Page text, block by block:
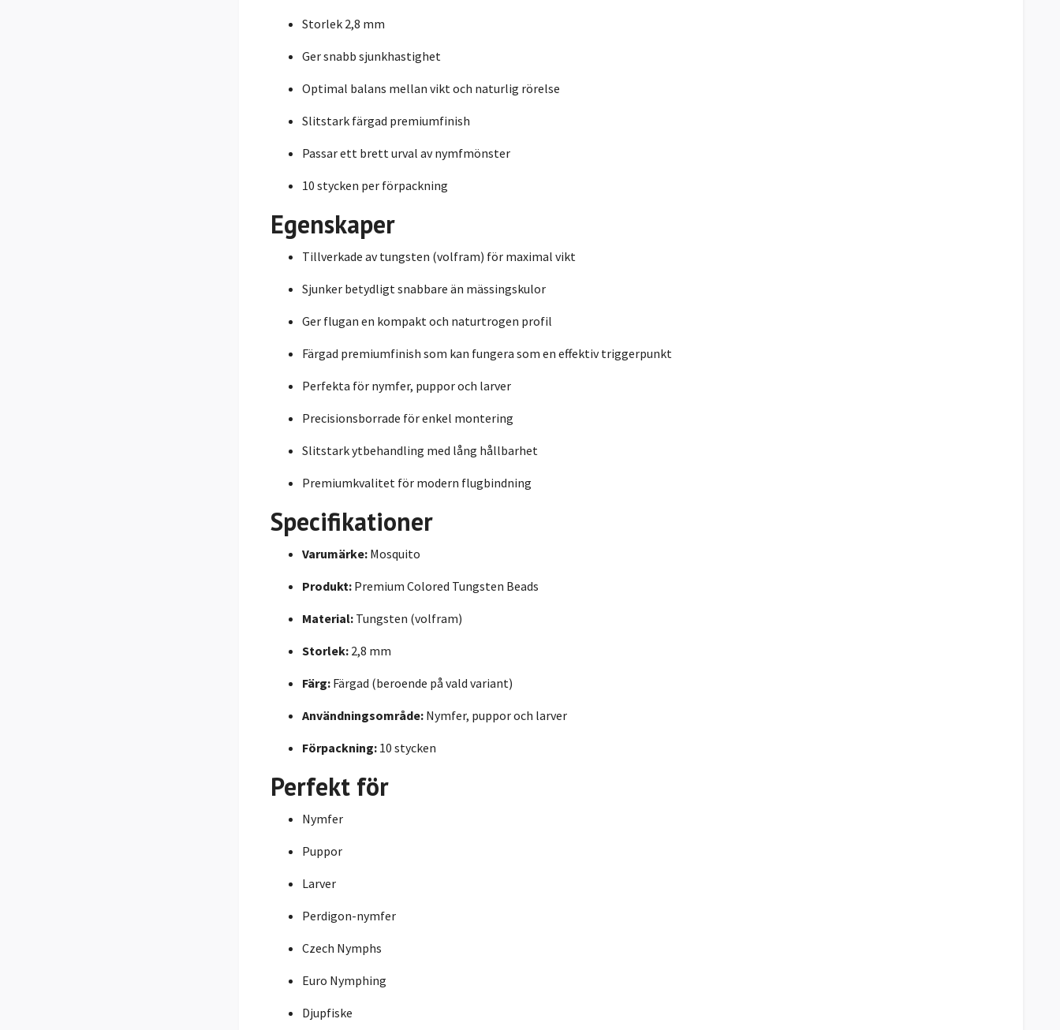
Storlek 2,8 mm
Ger snabb sjunkhastighet
Optimal balans mellan vikt och naturlig rörelse
Slitstark färgad premiumfinish
Passar ett brett urval av nymfmönster
10 stycken per förpackning
Egenskaper
Tillverkade av tungsten (volfram) för maximal vikt
Sjunker betydligt snabbare än mässingskulor
Ger flugan en kompakt och naturtrogen profil
Färgad premiumfinish som kan fungera som en effektiv triggerpunkt
Perfekta för nymfer, puppor och larver
Precisionsborrade för enkel montering
Slitstark ytbehandling med lång hållbarhet
Premiumkvalitet för modern flugbindning
Specifikationer
Varumärke: Mosquito
Produkt: Premium Colored Tungsten Beads
Material: Tungsten (volfram)
Storlek: 2,8 mm
Färg: Färgad (beroende på vald variant)
Användningsområde: Nymfer, puppor och larver
Förpackning: 10 stycken
Perfekt för
Nymfer
Puppor
Larver
Perdigon-nymfer
Czech Nymphs
Euro Nymphing
Djupfiske